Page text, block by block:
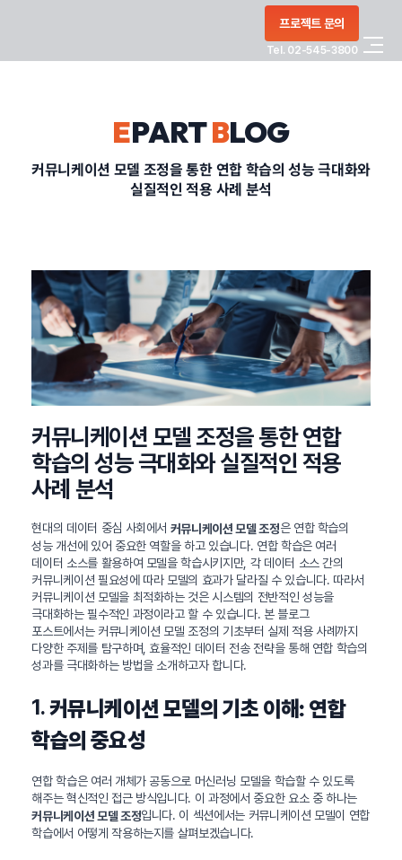
프로젝트 문의
Tel. 02-545-3800
CONTACT
정부지원사업
EPARTBLOG
커뮤니케이션 모델 조정을 통한 연합 학습의 성능 극대화와
실질적인 적용 사례 분석
커뮤니케이션 모델 조정을 통한 연합
학습의 성능 극대화와 실질적인 적용
사례 분석
현대의 데이터 중심 사회에서 커뮤니케이션 모델 조정은 연합 학습의
성능 개선에 있어 중요한 역할을 하고 있습니다. 연합 학습은 여러
데이터 소스를 활용하여 모델을 학습시키지만, 각 데이터 소스 간의
커뮤니케이션 필요성에 따라 모델의 효과가 달라질 수 있습니다. 따라서
커뮤니케이션 모델을 최적화하는 것은 시스템의 전반적인 성능을
극대화하는 필수적인 과정이라고 할 수 있습니다. 본 블로그
포스트에서는 커뮤니케이션 모델 조정의 기초부터 실제 적용 사례까지
다양한 주제를 탐구하며, 효율적인 데이터 전송 전략을 통해 연합 학습의
성과를 극대화하는 방법을 소개하고자 합니다.
1.커뮤니케이션 모델의 기초 이해: 연합
학습의 중요성
연합 학습은 여러 개체가 공동으로 머신러닝 모델을 학습할 수 있도록
해주는 혁신적인 접근 방식입니다. 이 과정에서 중요한 요소 중 하나는
커뮤니케이션 모델 조정입니다. 이 섹션에서는 커뮤니케이션 모델이 연합
학습에서 어떻게 작용하는지를 살펴보겠습니다.